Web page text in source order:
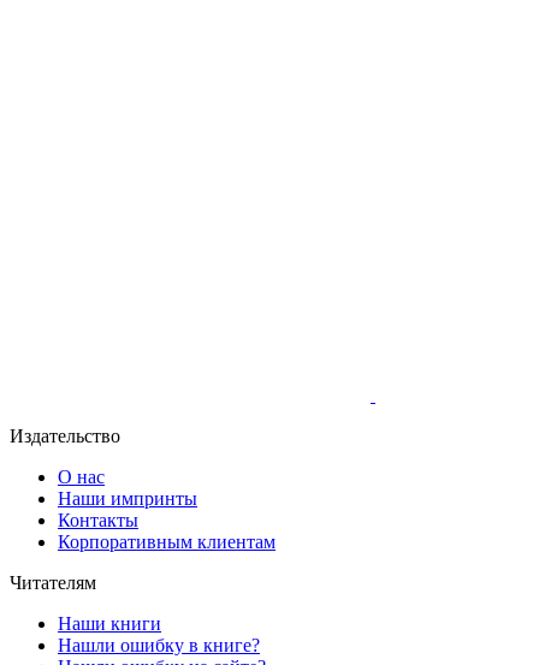
Издательство
О нас
Наши импринты
Контакты
Корпоративным клиентам
Читателям
Наши книги
Нашли ошибку в книге?